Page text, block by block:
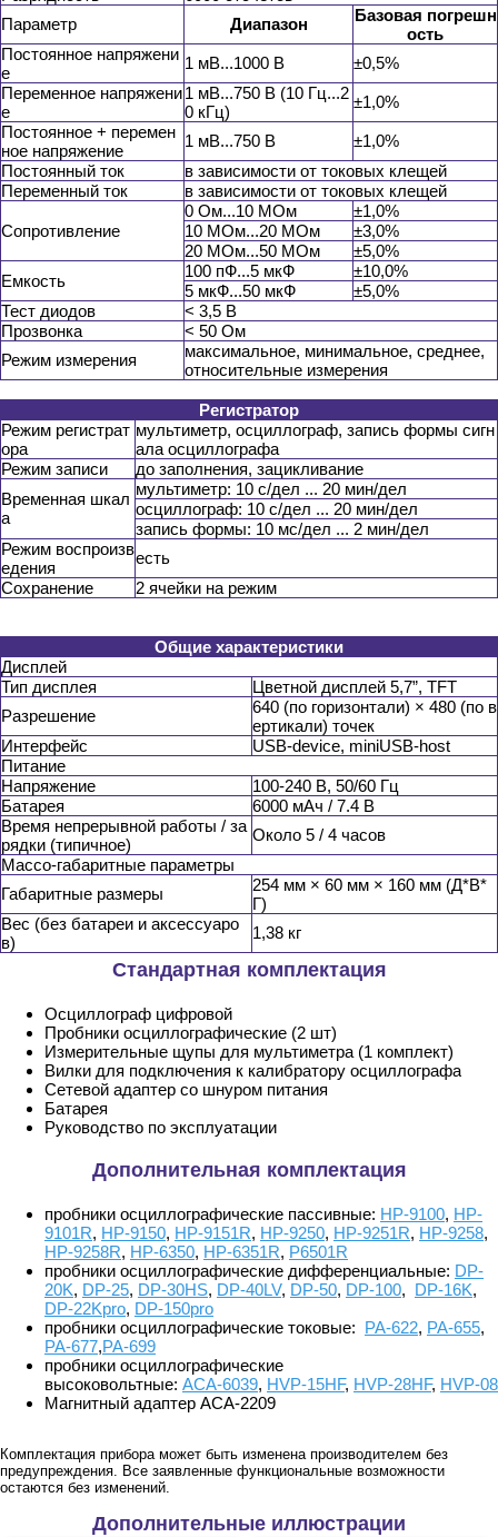
Параметр
Диапазон
Базовая погрешн
ость
Постоянное напряжени
е
1 мВ...1000 В
±0,5%
Переменное напряжени
е
1 мВ...750 В (10 Гц...2
0 кГц)
±1,0%
Постоянное + перемен
ное напряжение
1 мВ...750 В
±1,0%
Постоянный ток
в зависимости от токовых клещей
Переменный ток
в зависимости от токовых клещей
Сопротивление
0 Ом...10 МОм
±1,0%
10 МОм...20 МОм
±3,0%
20 МОм...50 МОм
±5,0%
Емкость
100 пФ...5 мкФ
±10,0%
5 мкФ...50 мкФ
±5,0%
Тест диодов
< 3,5 В
Прозвонка
< 50 Ом
Режим измерения
максимальное, минимальное, среднее,
относительные измерения
Регистратор
Режим регистрат
ора
мультиметр, осциллограф, запись формы сигн
ала осциллографа
Режим записи
до заполнения, зацикливание
Временная шкал
а
мультиметр: 10 с/дел ... 20 мин/дел
осциллограф: 10 с/дел ... 20 мин/дел
запись формы: 10 мс/дел ... 2 мин/дел
Режим воспроизв
едения
есть
Сохранение
2 ячейки на режим
Общие характеристики
Дисплей
Тип дисплея
Цветной дисплей 5,7”, TFT
Разрешение
640 (по горизонтали) × 480 (по в
ертикали) точек
Интерфейс
USB-device, miniUSB-host
Питание
Напряжение
100-240 В, 50/60 Гц
Батарея
6000 мАч / 7.4 В
Время непрерывной работы / за
рядки (типичное)
Около 5 / 4 часов
Массо-габаритные параметры
Габаритные размеры
254 мм × 60 мм × 160 мм (Д*В*
Г)
Вес (без батареи и аксессуаро
в)
1,38 кг
Стандартная комплектация
Осциллограф цифровой
Пробники осциллографические (2 шт)
Измерительные щупы для мультиметра (1 комплект)
Вилки для подключения к калибратору осциллографа
Сетевой адаптер со шнуром питания
Батарея
Руководство по эксплуатации
Дополнительная комплектация
пробники осциллографические пассивные: HP-9100, HP-
9101R, HP-9150, HP-9151R, HP-9250, HP-9251R, HP-9258,
HP-9258R, HP-6350, HP-6351R, P6501R
пробники осциллографические дифференциальные: DP-
20K, DP-25, DP-30HS, DP-40LV, DP-50, DP-100, DP-16K,
DP-22Kpro, DP-150pro
пробники осциллографические токовые: PA-622, PA-655,
PA-677,PA-699
пробники осциллографические
высоковольтные: АСА-6039, HVP-15HF, HVP-28HF, HVP-08
Магнитный адаптер АСА-2209
Комплектация прибора может быть изменена производителем без
предупреждения. Все заявленные функциональные возможности
остаются без изменений.
Дополнительные иллюстрации